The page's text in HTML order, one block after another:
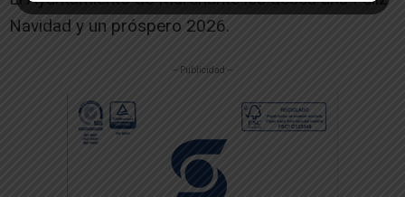
Navidad y un próspero 2026.
-- Publicidad --